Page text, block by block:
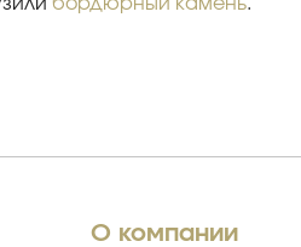
О компании